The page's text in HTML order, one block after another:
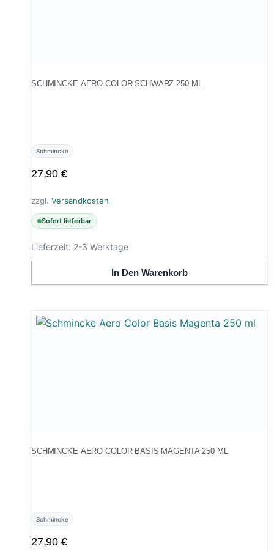
SCHMINCKE AERO COLOR SCHWARZ 250 ML
Schmincke
27,90 €
zzgl. Versandkosten
Sofort lieferbar
Lieferzeit: 2-3 Werktage
In Den Warenkorb
SCHMINCKE AERO COLOR BASIS MAGENTA 250 ML
Schmincke
27,90 €